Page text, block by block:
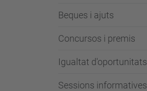
Beques i ajuts
Concursos i premis
Igualtat d'oportunitats
Sessions informatives